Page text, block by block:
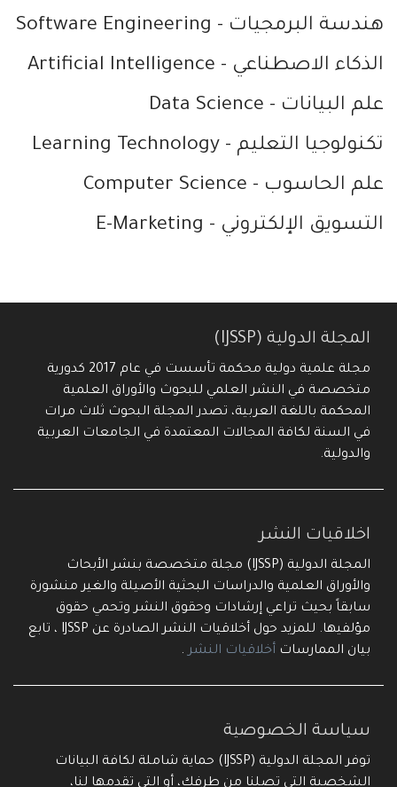
هندسة البرمجيات - Software Engineering
الذكاء الاصطناعي - Artificial Intelligence
علم البيانات - Data Science
تكنولوجيا التعليم - Learning Technology
علم الحاسوب - Computer Science
التسويق الإلكتروني - E-Marketing
المجلة الدولية (IJSSP)
مجلة علمية دولية محكمة تأسست في عام 2017 كدورية
متخصصة في النشر العلمي للبحوث والأوراق العلمية
المحكمة باللغة العربية، تصدر المجلة البحوث ثلاث مرات
في السنة لكافة المجالات المعتمدة في الجامعات العربية
والدولية.
اخلاقيات النشر
المجلة الدولية (IJSSP) مجلة متخصصة بنشر الأبحاث
والأوراق العلمية والدراسات البحثية الأصيلة والغير منشورة
سابقاً بحيث تراعي إرشادات وحقوق النشر وتحمي حقوق
مؤلفيها. للمزيد حول أخلاقيات النشر الصادرة عن IJSSP ، تابع
بيان الممارسات أخلاقيات النشر .
سياسة الخصوصية
توفر المجلة الدولية (IJSSP) حماية شاملة لكافة البيانات
الشخصية التي تصلنا من طرفك، أو التي تقدمها لنا،